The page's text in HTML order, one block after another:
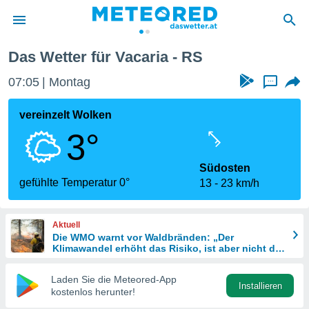
wurde
dass
sind.
diese
Das Wetter für Vacaria - RS
07:05 Montag ...
vereinzelt Wolken
3°
gefühlte Temperatur 0°
Südosten
13
23 km/h
Aktuell
Die WMO warnt vor Waldbränden: „Der
Klimawandel erhöht das Risiko, ist aber nicht die
Laden Sie die Meteored-App
kostenlos herunter!
Installieren